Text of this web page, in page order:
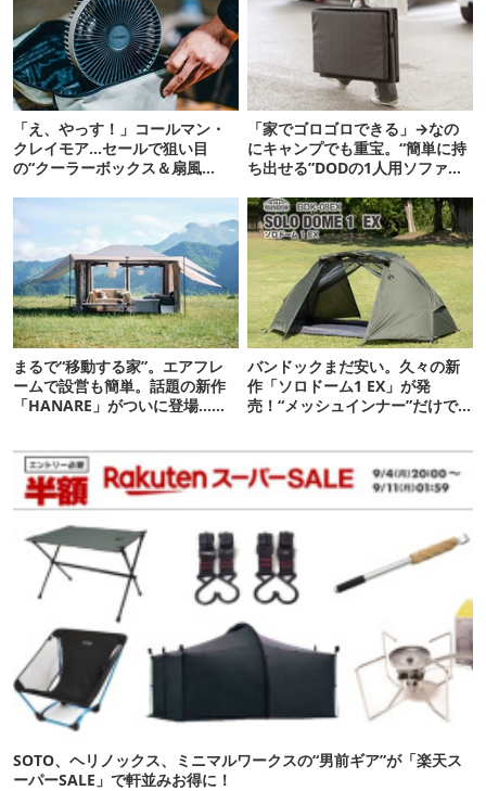
「え、やっす！」コールマン・
クレイモア…セールで狙い目
の“クーラーボックス＆扇風
「家でゴロゴロできる」→なの
にキャンプでも重宝。“簡単に持
ち出せる”DODの1人用ソファが
まるで“移動する家”。エアフレ
ームで設営も簡単。話題の新作
「HANARE」がついに登場…！
バンドックまだ安い。久々の新
作「ソロドーム1 EX」が発
売！“メッシュインナー”だけで
SOTO、ヘリノックス、ミニマルワークスの“男前ギア”が「楽天ス
ーパーSALE」で軒並みお得に！